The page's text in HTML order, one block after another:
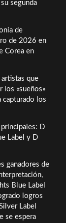
segunda
de
de 2026 en
Corea en
que
los «sueños»
capturado los
D
Label y D
ganadores de
Blue Label
logros
Label
se espera